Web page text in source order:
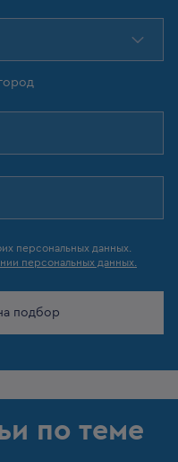
персональных данных.
персональных данных.
подбор
по теме